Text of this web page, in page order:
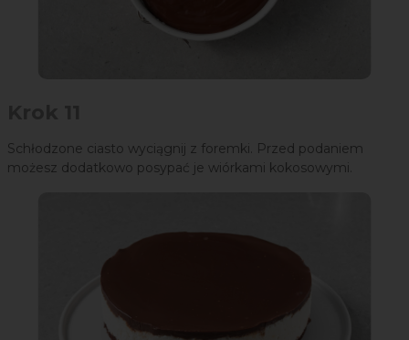
Schłodzone ciasto wyciągnij z foremki. Przed podaniem
możesz dodatkowo posypać je wiórkami kokosowymi.